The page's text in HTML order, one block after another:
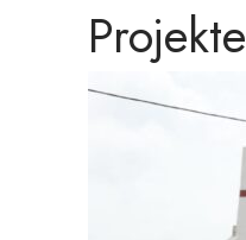
Projekte